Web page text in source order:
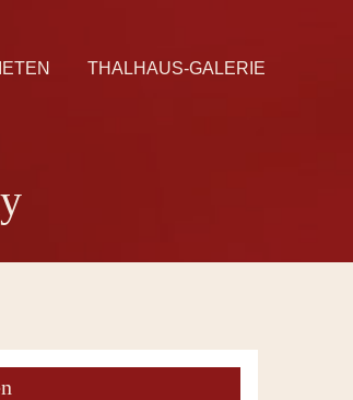
THALHAUS-GALERIE